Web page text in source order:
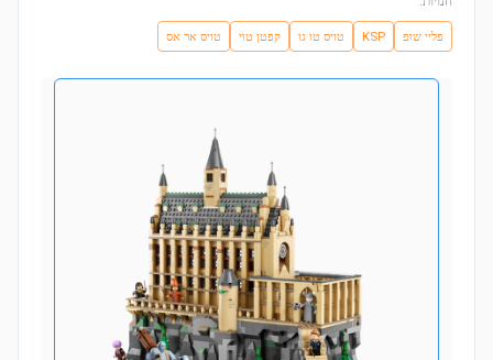
פליי שופ KSP טויס טו גו קפטן טוי טויס אר אס